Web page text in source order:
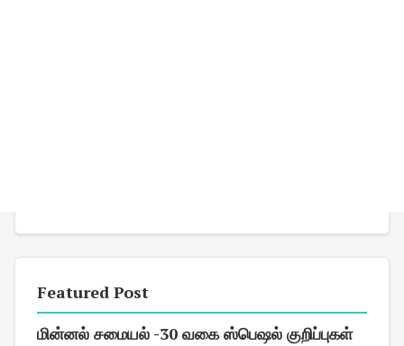
Featured Post
மின்னல் சமையல் -30 வகை ஸ்பெஷல் குறிப்புகள்